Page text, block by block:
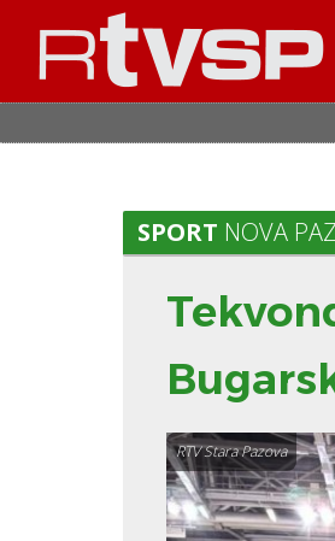
SPORT NOVA
RTV Stara Pazova